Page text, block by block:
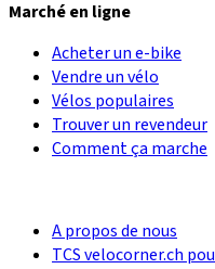
Marché en ligne
Acheter un e-bike
Vendre un vélo
Vélos populaires
Trouver un revendeur
Comment ça marche
A propos de nous
TCS velocorner.ch